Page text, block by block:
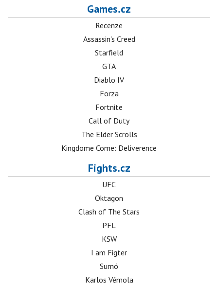
Games.cz
Recenze
Assassin's Creed
Starfield
GTA
Diablo IV
Forza
Fortnite
Call of Duty
The Elder Scrolls
Kingdome Come: Deliverence
Fights.cz
UFC
Oktagon
Clash of The Stars
PFL
KSW
I am Figter
Sumó
Karlos Vémola